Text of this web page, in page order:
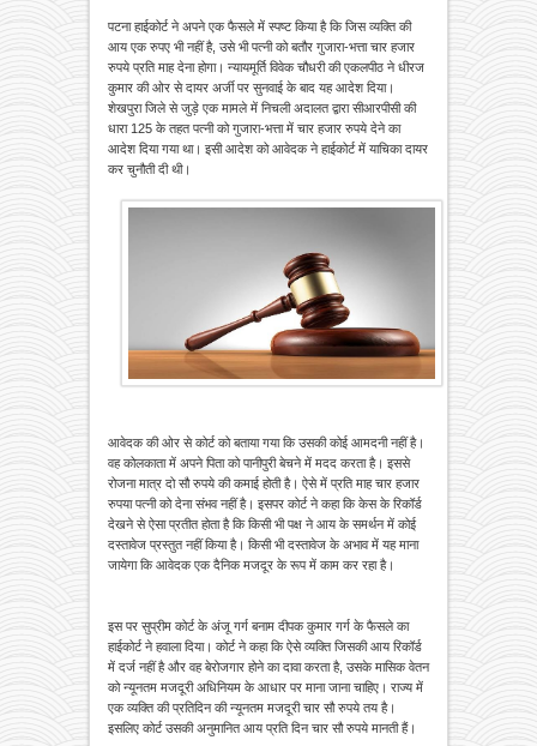
पटना हाईकोर्ट ने अपने एक फैसले में स्पष्ट किया है कि जिस व्यक्ति की
आय एक रुपए भी नहीं है, उसे भी पत्नी को बतौर गुजारा-भत्ता चार हजार
रुपये प्रति माह देना होगा। न्यायमूर्ति विवेक चौधरी की एकलपीठ ने धीरज
कुमार की ओर से दायर अर्जी पर सुनवाई के बाद यह आदेश दिया।
शेखपुरा जिले से जुड़े एक मामले में निचली अदालत द्वारा सीआरपीसी की
धारा 125 के तहत पत्नी को गुजारा-भत्ता में चार हजार रुपये देने का
आदेश दिया गया था। इसी आदेश को आवेदक ने हाईकोर्ट में याचिका दायर
कर चुनौती दी थी।
आवेदक की ओर से कोर्ट को बताया गया कि उसकी कोई आमदनी नहीं है।
वह कोलकाता में अपने पिता को पानीपुरी बेचने में मदद करता है। इससे
रोजना मात्र दो सौ रुपये की कमाई होती है। ऐसे में प्रति माह चार हजार
रुपया पत्नी को देना संभव नहीं है। इसपर कोर्ट ने कहा कि केस के रिकॉर्ड
देखने से ऐसा प्रतीत होता है कि किसी भी पक्ष ने आय के समर्थन में कोई
दस्तावेज प्रस्तुत नहीं किया है। किसी भी दस्तावेज के अभाव में यह माना
जायेगा कि आवेदक एक दैनिक मजदूर के रूप में काम कर रहा है।
इस पर सुप्रीम कोर्ट के अंजू गर्ग बनाम दीपक कुमार गर्ग के फैसले का
हाईकोर्ट ने हवाला दिया। कोर्ट ने कहा कि ऐसे व्यक्ति जिसकी आय रिकॉर्ड
में दर्ज नहीं है और वह बेरोजगार होने का दावा करता है, उसके मासिक वेतन
को न्यूनतम मजदूरी अधिनियम के आधार पर माना जाना चाहिए। राज्य में
एक व्यक्ति की प्रतिदिन की न्यूनतम मजदूरी चार सौ रुपये तय है।
इसलिए कोर्ट उसकी अनुमानित आय प्रति दिन चार सौ रुपये मानती हैं।